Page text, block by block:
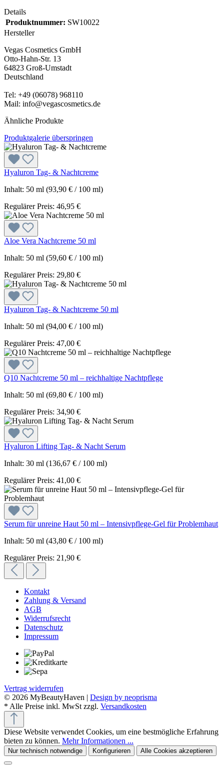
Details
Produktnummer: SW10022
Hersteller
Vegas Cosmetics GmbH
Otto-Hahn-Str. 13
64823 Groß-Umstadt
Deutschland
Tel: +49 (06078) 968110
Mail: info@vegascosmetics.de
Ähnliche Produkte
Produktgalerie überspringen
Hyaluron Tag- & Nachtcreme
Inhalt: 50 ml (93,90 € / 100 ml)
Regulärer Preis: 46,95 €
Aloe Vera Nachtcreme 50 ml
Inhalt: 50 ml (59,60 € / 100 ml)
Regulärer Preis: 29,80 €
Hyaluron Tag- & Nachtcreme 50 ml
Inhalt: 50 ml (94,00 € / 100 ml)
Regulärer Preis: 47,00 €
Q10 Nachtcreme 50 ml – reichhaltige Nachtpflege
Inhalt: 50 ml (69,80 € / 100 ml)
Regulärer Preis: 34,90 €
Hyaluron Lifting Tag- & Nacht Serum
Inhalt: 30 ml (136,67 € / 100 ml)
Regulärer Preis: 41,00 €
Serum für unreine Haut 50 ml – Intensivpflege-Gel für Problemhaut
Inhalt: 50 ml (43,80 € / 100 ml)
Regulärer Preis: 21,90 €
Kontakt
Zahlung & Versand
AGB
Widerrufsrecht
Datenschutz
Impressum
Vertrag widerrufen
© 2026 MyBeautyHaven | Design by neoprisma
* Alle Preise inkl. MwSt zzgl. Versandkosten
Diese Website verwendet Cookies, um eine bestmögliche Erfahrung
bieten zu können. Mehr Informationen ...
Nur technisch notwendige Konfigurieren Alle Cookies akzeptieren